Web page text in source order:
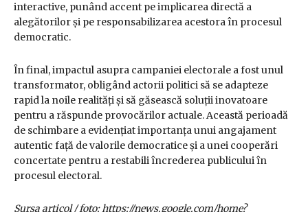
interactive, punând accent pe implicarea directă a
alegătorilor și pe responsabilizarea acestora în procesul
democratic.
În final, impactul asupra campaniei electorale a fost unul
transformator, obligând actorii politici să se adapteze
rapid la noile realități și să găsească soluții inovatoare
pentru a răspunde provocărilor actuale. Această perioadă
de schimbare a evidențiat importanța unui angajament
autentic față de valorile democratice și a unei cooperări
concertate pentru a restabili încrederea publicului în
procesul electoral.
Sursa articol / foto: https://news.google.com/home?